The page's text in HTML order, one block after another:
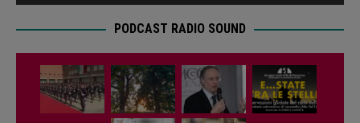
PODCAST RADIO SOUND